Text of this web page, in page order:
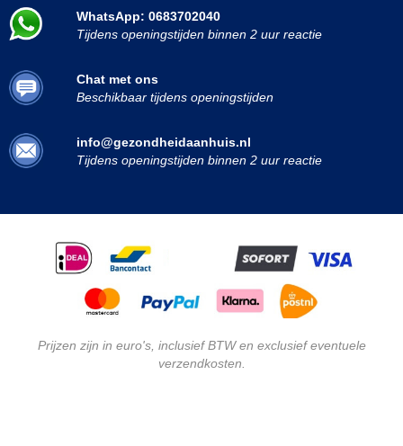
WhatsApp: 0683702040
Tijdens openingstijden binnen 2 uur reactie
Chat met ons
Beschikbaar tijdens openingstijden
info@gezondheidaanhuis.nl
Tijdens openingstijden binnen 2 uur reactie
Prijzen zijn in euro's, inclusief BTW en exclusief eventuele
verzendkosten.